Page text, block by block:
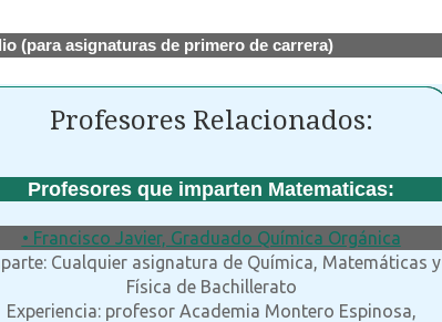
(para asignaturas de primero de carrera)
Profesores Relacionados:
Profesores que imparten Matematicas:
• Francisco Javier, Graduado Química Orgánica
Cualquier asignatura de Química, Matemáticas y
Física de Bachillerato
Experiencia: profesor Academia Montero Espinosa,